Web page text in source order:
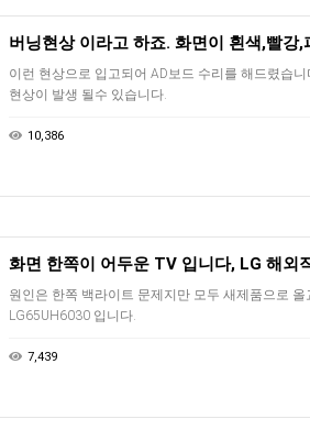
이런 현상으로 입고되어 AD보드 수리를 해드렸습
현상이 발생 될수 있습니다.
10,386
화면 한쪽이 어두운 TV 입니다, LG 해
원인은 한쪽 백라이트 문제지만 모두 새제품으로
LG65UH6030 입니다.
7,439